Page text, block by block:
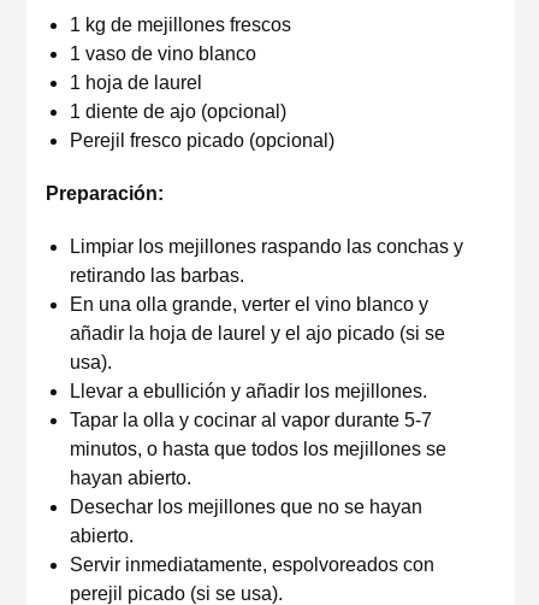
1 kg de mejillones frescos
1 vaso de vino blanco
1 hoja de laurel
1 diente de ajo (opcional)
Perejil fresco picado (opcional)
Preparación:
Limpiar los mejillones raspando las conchas y
retirando las barbas.
En una olla grande, verter el vino blanco y
añadir la hoja de laurel y el ajo picado (si se
usa).
Llevar a ebullición y añadir los mejillones.
Tapar la olla y cocinar al vapor durante 5-7
minutos, o hasta que todos los mejillones se
hayan abierto.
Desechar los mejillones que no se hayan
abierto.
Servir inmediatamente, espolvoreados con
perejil picado (si se usa).